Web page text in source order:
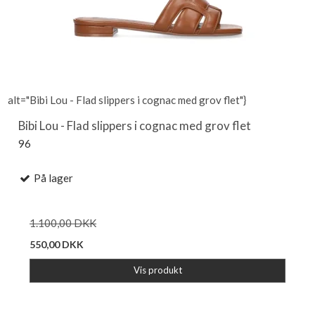
alt="Bibi Lou - Flad slippers i cognac med grov flet"}
Bibi Lou - Flad slippers i cognac med grov flet
96
På lager
1.100,00 DKK
550,00 DKK
Vis produkt